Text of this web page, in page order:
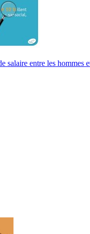
salaire entre les hommes